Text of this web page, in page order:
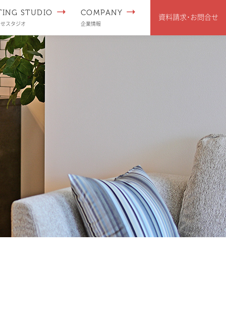
STUDIO
スタジオ
COMPANY
企業情報
資料請求･お問合せ